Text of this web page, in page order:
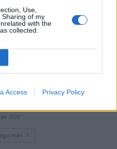
Use,
of my
with the
collected.
Access Privacy Policy
de Tortosa amplia el
les obres de l’aparcament
2026
un projecte estratègic que
patrimoni, turisme i
2026
més